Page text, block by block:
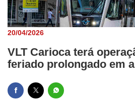
20/04/2026
VLT Carioca terá
feriado prolongado em